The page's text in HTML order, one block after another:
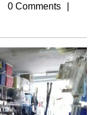
0 Comments